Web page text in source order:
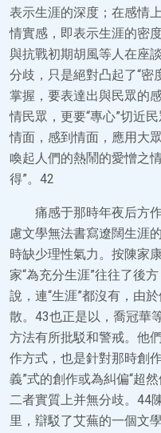
表示生涯的深度；在感情
情實感，即表示生涯的密
與抗戰初期胡風等人在座
分歧，只是絕對凸起了“密
掌握，要表達出與民眾的
情民眾，更要“專心”切近
情面，感到情面，應用大
喚起人們的熱鬧的愛憎之
得”。42
痛感于那時年夜后方
慮文學無法書寫遼闊生涯
時缺少理性氣力。按陳家
家“為充分生涯”往往了後
說，連“生涯”都沒有，由
散。43也正是以，喬冠華
方法有所批駁和警戒。他
作方式，也是針對那時創
義”式的創作或為糾偏“超
二者實質上并無分歧。44
里，辯駁了艾蕪的一個文